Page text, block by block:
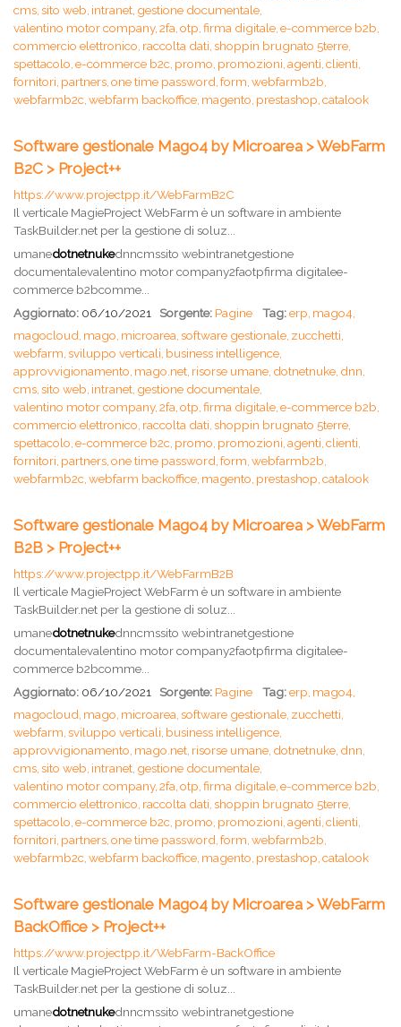
cms, sito web, intranet, gestione documentale,
valentino motor company, 2fa, otp, firma digitale, e-commerce b2b,
commercio elettronico, raccolta dati, shoppin brugnato 5terre,
spettacolo, e-commerce b2c, promo, promozioni, agenti, clienti,
fornitori, partners, one time password, form, webfarmb2b,
webfarmb2c, webfarm backoffice, magento, prestashop, catalook
Software gestionale Mago4 by Microarea > WebFarm
B2C > Project++
https://www.projectpp.it/WebFarmB2C
Il verticale MagieProject WebFarm è un software in ambiente
TaskBuilder.net per la gestione di soluz...
umanedotnetnukednncmssito webintranetgestione
documentalevalentino motor company2faotpfirma digitalee-
commerce b2bcomme...
Aggiornato: 06/10/2021 Sorgente: Pagine Tag:erp, mago4,
magocloud, mago, microarea, software gestionale, zucchetti,
webfarm, sviluppo verticali, business intelligence,
approvvigionamento, mago.net, risorse umane, dotnetnuke, dnn,
cms, sito web, intranet, gestione documentale,
valentino motor company, 2fa, otp, firma digitale, e-commerce b2b,
commercio elettronico, raccolta dati, shoppin brugnato 5terre,
spettacolo, e-commerce b2c, promo, promozioni, agenti, clienti,
fornitori, partners, one time password, form, webfarmb2b,
webfarmb2c, webfarm backoffice, magento, prestashop, catalook
Software gestionale Mago4 by Microarea > WebFarm
B2B > Project++
https://www.projectpp.it/WebFarmB2B
Il verticale MagieProject WebFarm è un software in ambiente
TaskBuilder.net per la gestione di soluz...
umanedotnetnukednncmssito webintranetgestione
documentalevalentino motor company2faotpfirma digitalee-
commerce b2bcomme...
Aggiornato: 06/10/2021 Sorgente: Pagine Tag:erp, mago4,
magocloud, mago, microarea, software gestionale, zucchetti,
webfarm, sviluppo verticali, business intelligence,
approvvigionamento, mago.net, risorse umane, dotnetnuke, dnn,
cms, sito web, intranet, gestione documentale,
valentino motor company, 2fa, otp, firma digitale, e-commerce b2b,
commercio elettronico, raccolta dati, shoppin brugnato 5terre,
spettacolo, e-commerce b2c, promo, promozioni, agenti, clienti,
fornitori, partners, one time password, form, webfarmb2b,
webfarmb2c, webfarm backoffice, magento, prestashop, catalook
Software gestionale Mago4 by Microarea > WebFarm
BackOffice > Project++
https://www.projectpp.it/WebFarm-BackOffice
Il verticale MagieProject WebFarm è un software in ambiente
TaskBuilder.net per la gestione di soluz...
umanedotnetnukednncmssito webintranetgestione